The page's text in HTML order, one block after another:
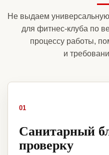
Не выдаем
для фитнес-клуба по
процессу работы,
и
01
Санитарный
проверку